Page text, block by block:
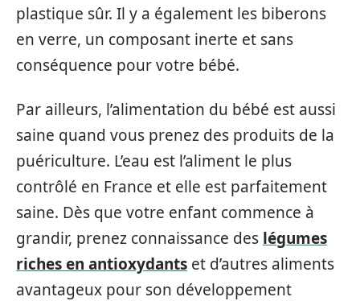
plastique sûr. Il y a également les biberons
en verre, un composant inerte et sans
conséquence pour votre bébé.
Par ailleurs, l’alimentation du bébé est aussi
saine quand vous prenez des produits de la
puériculture. L’eau est l’aliment le plus
contrôlé en France et elle est parfaitement
saine. Dès que votre enfant commence à
grandir, prenez connaissance des légumes
riches en antioxydants et d’autres aliments
avantageux pour son développement